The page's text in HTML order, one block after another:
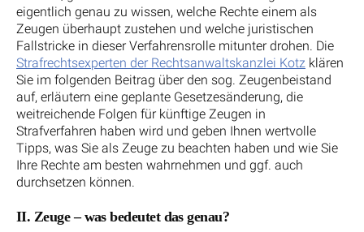
eigentlich genau zu wissen, welche Rechte einem als
Zeugen überhaupt zustehen und welche juristischen
Fallstricke in dieser Verfahrensrolle mitunter drohen. Die
Strafrechtsexperten der Rechtsanwaltskanzlei Kotz klären
Sie im folgenden Beitrag über den sog. Zeugenbeistand
auf, erläutern eine geplante Gesetzesänderung, die
weitreichende Folgen für künftige Zeugen in
Strafverfahren haben wird und geben Ihnen wertvolle
Tipps, was Sie als Zeuge zu beachten haben und wie Sie
Ihre Rechte am besten wahrnehmen und ggf. auch
durchsetzen können.
II. Zeuge – was bedeutet das genau?